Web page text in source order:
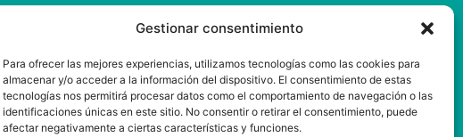
Gestionar consentimiento
Para ofrecer las mejores experiencias, utilizamos tecnologías como las cookies para
almacenar y/o acceder a la información del dispositivo. El consentimiento de estas
tecnologías nos permitirá procesar datos como el comportamiento de navegación o las
identificaciones únicas en este sitio. No consentir o retirar el consentimiento, puede
afectar negativamente a ciertas características y funciones.